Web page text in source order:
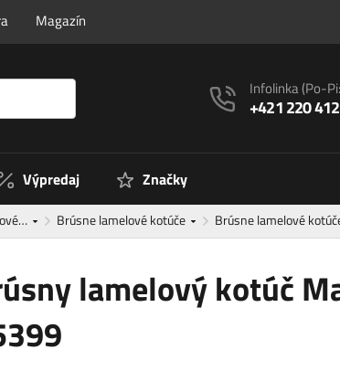
Magazín
Infolinka(Po-
+421 220
Výpredaj Značky
Brúsne lamelové kotúče Brúsne lamelové
lamelový kotúč